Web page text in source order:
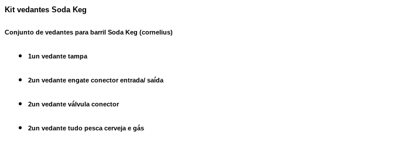
Kit vedantes Soda Keg
Conjunto de vedantes para barril Soda Keg (cornelius)
1un vedante tampa
2un vedante engate conector entrada/ saída
2un vedante válvula conector
2un vedante tudo pesca cerveja e gás